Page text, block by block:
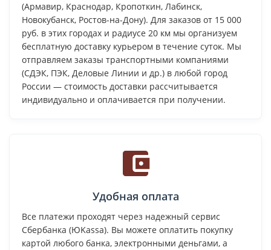
(Армавир, Краснодар, Кропоткин, Лабинск,
Новокубанск, Ростов-на-Дону). Для заказов от 15 000
руб. в этих городах и радиусе 20 км мы организуем
бесплатную доставку курьером в течение суток. Мы
отправляем заказы транспортными компаниями
(СДЭК, ПЭК, Деловые Линии и др.) в любой город
России — стоимость доставки рассчитывается
индивидуально и оплачивается при получении.
Удобная оплата
Все платежи проходят через надежный сервис
Сбербанка (ЮKassa). Вы можете оплатить покупку
картой любого банка, электронными деньгами, а